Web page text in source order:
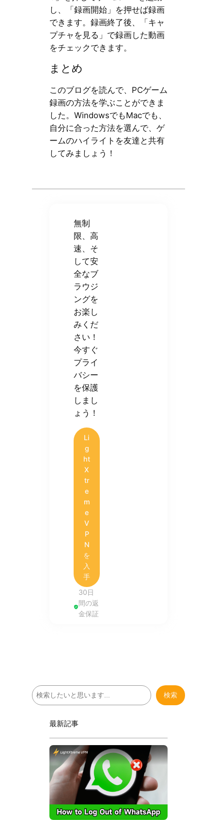
し、「録画開始」を押せば録画
できます。録画終了後、「キャ
プチャを見る」で録画した動画
をチェックできます。
まとめ
このブログを読んで、PCゲーム
録画の方法を学ぶことができま
した。WindowsでもMacでも、
自分に合った方法を選んで、ゲ
ームのハイライトを友達と共有
してみましょう！
無制
限、高
速、そ
して安
全なブ
ラウジ
ングを
お楽し
みくだ
さい！
今すぐ
プライ
バシー
を保護
しまし
ょう！
Li
g
ht
X
tr
e
m
e
V
P
N
を
入
手
30日
間の返
金保証
検
索
検索
最新記事